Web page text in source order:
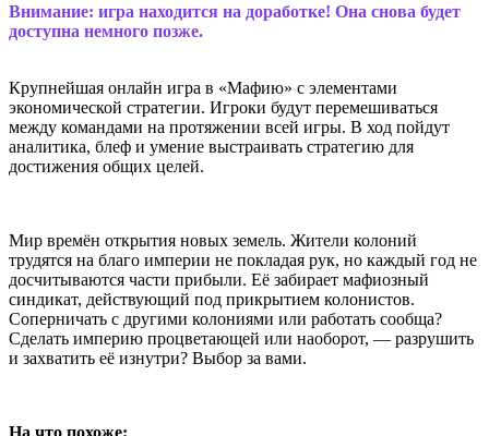
Внимание: игра находится на доработке! Она снова будет
доступна немного позже.
Крупнейшая онлайн игра в «Мафию» с элементами
экономической стратегии. Игроки будут перемешиваться
между командами на протяжении всей игры. В ход пойдут
аналитика, блеф и умение выстраивать стратегию для
достижения общих целей.
Мир времён открытия новых земель. Жители колоний
трудятся на благо империи не покладая рук, но каждый год не
досчитываются части прибыли. Её забирает мафиозный
синдикат, действующий под прикрытием колонистов.
Соперничать с другими колониями или работать сообща?
Сделать империю процветающей или наоборот, — разрушить
и захватить её изнутри? Выбор за вами.
На что похоже: